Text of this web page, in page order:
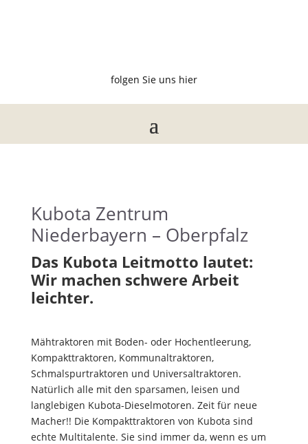
folgen Sie uns hier
Kubota Zentrum
Niederbayern – Oberpfalz
Das Kubota Leitmotto lautet:
Wir machen schwere Arbeit
leichter.
Mähtraktoren mit Boden- oder Hochentleerung,
Kompakttraktoren, Kommunaltraktoren,
Schmalspurtraktoren und Universaltraktoren.
Natürlich alle mit den sparsamen, leisen und
langlebigen Kubota-Dieselmotoren. Zeit für neue
Macher!! Die Kompakttraktoren von Kubota sind
echte Multitalente. Sie sind immer da, wenn es um